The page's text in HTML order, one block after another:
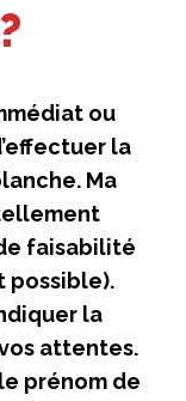
ou
la
Ma
faisabilité
possible).
la
attentes.
prénom de